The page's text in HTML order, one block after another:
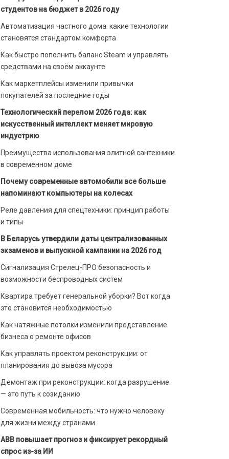
студентов на бюджет в 2026 году
Автоматизация частного дома: какие технологии
становятся стандартом комфорта
Как быстро пополнить баланс Steam и управлять
средствами на своём аккаунте
Как маркетплейсы изменили привычки
покупателей за последние годы
Технологический перелом 2026 года: как
искусственный интеллект меняет мировую
индустрию
Преимущества использования элитной сантехники
в современном доме
Почему современные автомобили все больше
напоминают компьютеры на колесах
Реле давления для спецтехники: принцип работы
и типы
В Беларусь утвердили даты централизованных
экзаменов и выпускной кампании на 2026 год
Сигнализация Стрелец-ПРО безопасность и
возможности беспроводных систем
Квартира требует генеральной уборки? Вот когда
это становится необходимостью
Как натяжные потолки изменили представление
бизнеса о ремонте офисов
Как управлять проектом реконструкции: от
планирования до вывоза мусора
Демонтаж при реконструкции: когда разрушение
— это путь к созиданию
Современная мобильность: что нужно человеку
для жизни между странами
ABB повышает прогноз и фиксирует рекордный
спрос из-за ИИ